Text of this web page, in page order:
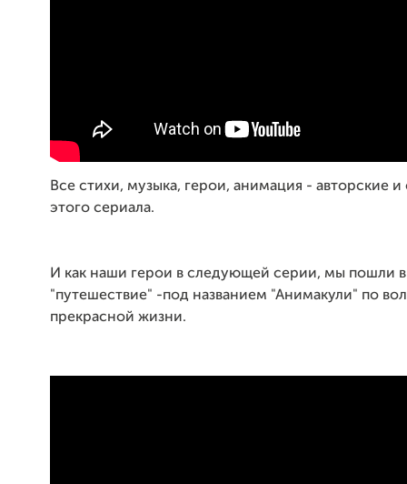
Все стихи, музыка, герои, анимация - авторские и
этого сериала.
И как наши герои в следующей серии, мы пошли в
"путешествие" -под названием "Анимакули" по
прекрасной жизни.